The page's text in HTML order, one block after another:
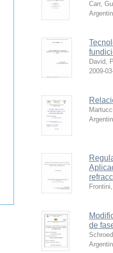
Carr,
David,
2009-
de